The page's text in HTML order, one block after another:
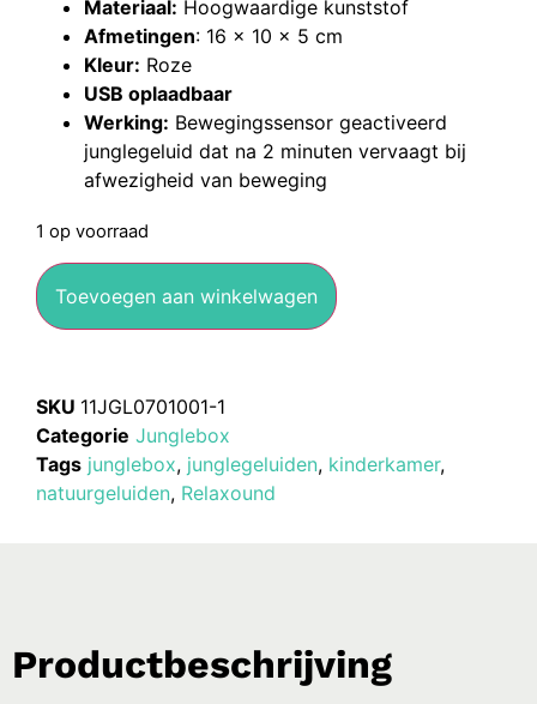
Materiaal: Hoogwaardige kunststof
Afmetingen: 16 x 10 x 5 cm
Kleur: Roze
USB oplaadbaar
Werking: Bewegingssensor geactiveerd
junglegeluid dat na 2 minuten vervaagt bij
afwezigheid van beweging
1 op voorraad
Toevoegen aan winkelwagen
SKU 11JGL0701001-1
Categorie Junglebox
Tags junglebox, junglegeluiden, kinderkamer,
natuurgeluiden, Relaxound
Productbeschrijving